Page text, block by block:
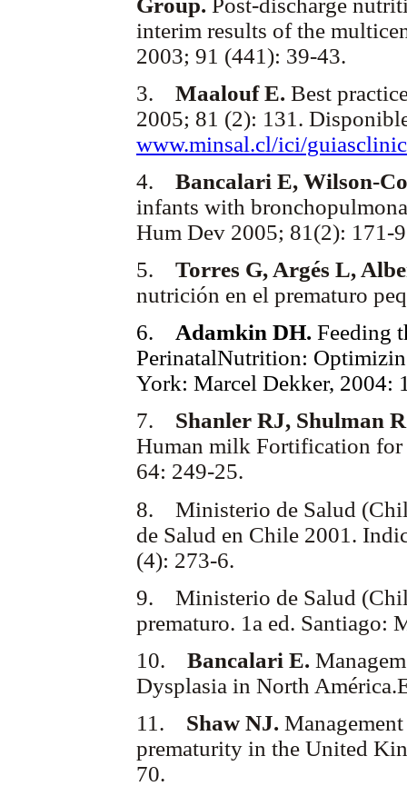
interim results of the
2003; 91 (441): 39-43.
3. Maalouf E. Best
2005; 81 (2): 131.
www.minsal.cl/ici/
4. Bancalari E, Wilson-
infants with
Hum Dev 2005; 81(2): 171-
5. Torres G, Argés L,
nutrición en el prematuro
6. Adamkin DH. Feeding
PerinatalNutrition:
York: Marcel Dekker, 2004:
7. Shanler RJ, Shulman
Human milk Fortification for
64: 249-25.
8. Ministerio de Salud
de Salud en Chile 2001.
(4): 273-6.
9. Ministerio de Salud
prematuro. 1a ed. Santiago:
10. Bancalari E.
Dysplasia in North
11. Shaw NJ.
prematurity in the United
70.